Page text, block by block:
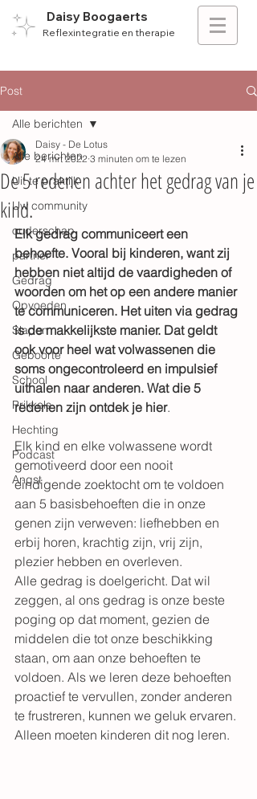
Daisy Boogaerts
Reflexintegratie en therapie
Post
Alle berichten
Uit te praktijk
Uw community
ouderschap
partner
Gedrag
Opvoeden
Slapen
Geboorte
School
Prikkels
Hechting
Podcast
Angst
Alle berichten
De 5 redenen achter het gedrag van je
kind.
Daisy - De Lotus
24 mrt 2022 3 minuten om te lezen
Elk gedrag communiceert een
behoefte. Vooral bij kinderen, want zij
hebben niet altijd de vaardigheden of
woorden om het op een andere manier
te communiceren. Het uiten via gedrag
is de makkelijkste manier. Dat geldt
ook voor heel wat volwassenen die
soms ongecontroleerd en impulsief
uithalen naar anderen. Wat die 5
redenen zijn ontdek je hier.
Elk kind en elke volwassene wordt
gemotiveerd door een nooit
eindigende zoektocht om te voldoen
aan 5 basisbehoeften die in onze
genen zijn verweven: liefhebben en
erbij horen, krachtig zijn, vrij zijn,
plezier hebben en overleven.
Alle gedrag is doelgericht. Dat wil
zeggen, al ons gedrag is onze beste
poging op dat moment, gezien de
middelen die tot onze beschikking
staan, om aan onze behoeften te
voldoen. Als we leren deze behoeften
proactief te vervullen, zonder anderen
te frustreren, kunnen we geluk ervaren.
Alleen moeten kinderen dit nog leren.